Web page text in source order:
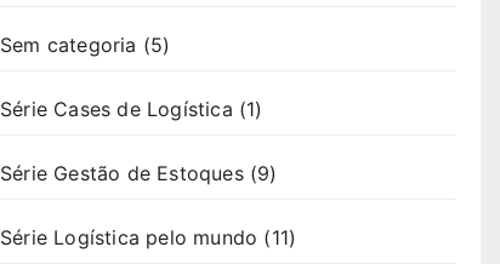
Sem categoria (5)
Série Cases de Logística (1)
Série Gestão de Estoques(9)
Série Logística pelo mundo (11)